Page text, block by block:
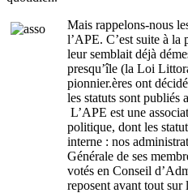
Mais rappelons-nous
l’APE. C’est suite à la
leur semblait déjà
presqu’île (la Loi
pionnier.ères ont
les statuts sont publiés
L’APE est une
politique, dont les
interne : nos
Générale de ses
votés en Conseil
reposent avant tout sur